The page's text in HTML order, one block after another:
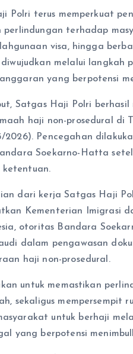
Polri terus memperkuat
perlindungan terhadap
visa, hingga
melalui langkah
yang berpotensi
Satgas Haji Polri
haji non-prosedural di
Pencegahan
Soekarno-Hatta
ketentuan.
dari kerja Satgas Haji
Kementerian Imigrasi
otoritas Bandara
dalam pengawasan
haji non-prosedural.
untuk memastikan
sekaligus mempersempit
untuk berhaji
yang berpotensi